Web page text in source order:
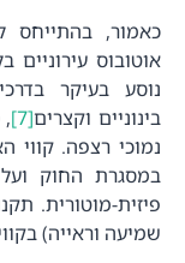
כאמור, בהתייחס
אוטובוס עירוניים
נוסע בעיקר
בינוניים וקצרים[7]
,
נמוכי רצפה. קווי
במסגרת החוק ועל
פיזית-מוטורית.
שמיעה וראייה)